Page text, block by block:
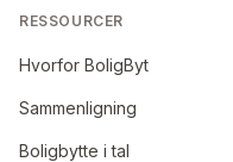
RESSOURCER
Hvorfor BoligByt
Sammenligning
Boligbytte i tal